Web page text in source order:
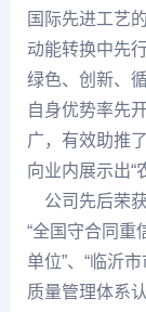
国际先进工艺
动能转换中先
绿色、创新、
自身优势率先
广，有效助推
向业内展示出“
公司先后荣获
“全国守合同重
单位”、“临沂
质量管理体系认